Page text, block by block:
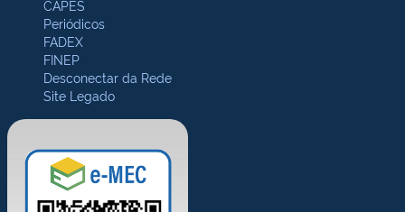
CAPES
Periódicos
FADEX
FINEP
Desconectar da Rede
Site Legado